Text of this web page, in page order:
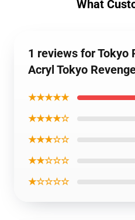
What
1 reviews for Tokyo
Acryl Tokyo
★★★★★
★★★★☆
★★★☆☆
★★☆☆☆
★☆☆☆☆